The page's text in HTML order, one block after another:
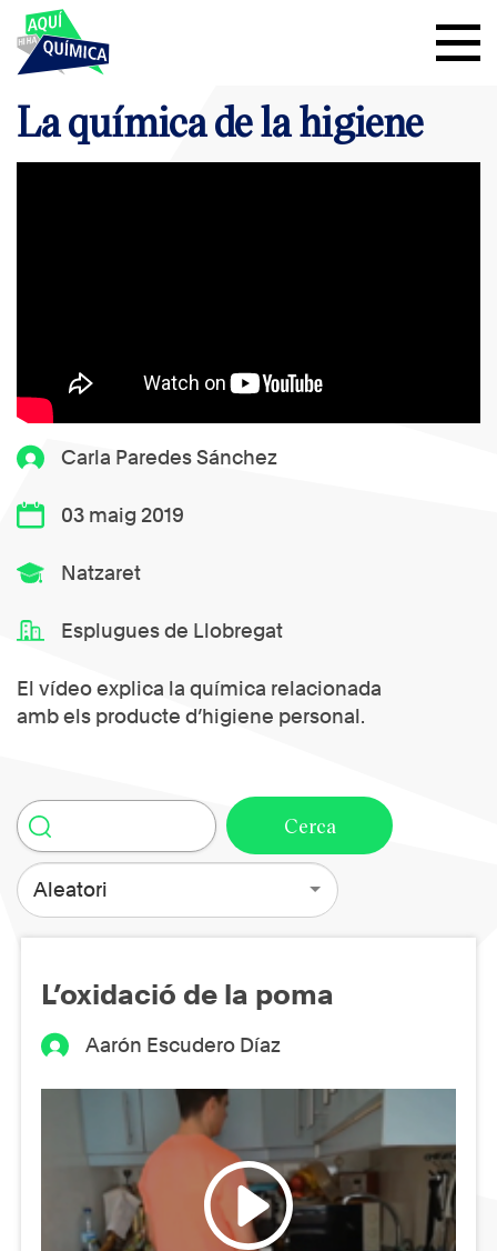
Carla Paredes Sánchez
03 maig 2019
Natzaret
Esplugues de Llobregat
El vídeo explica la química relacionada
amb els producte d’higiene personal.
La química de la higiene
Aleatori
L’oxidació de la poma
Aarón Escudero Díaz